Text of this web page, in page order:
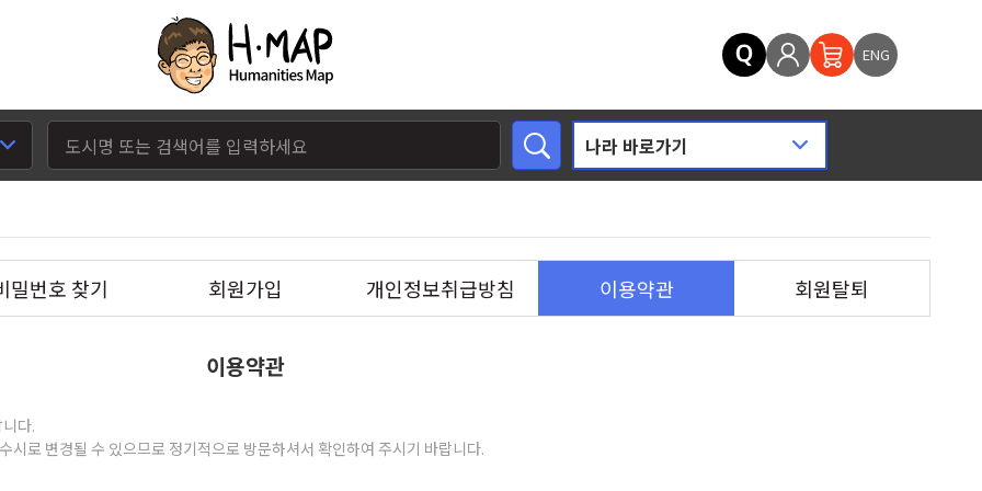
ENG
밀번호 찾기 회원가입 개인정보취급방침 이용약관 회원탈퇴
이용약관
다.
로 변경될 수 있으므로 정기적으로 방문하셔서 확인하여 주시기 바랍니다.